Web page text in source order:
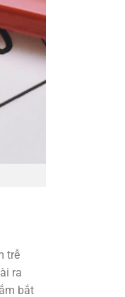
trễ
ra
bắt